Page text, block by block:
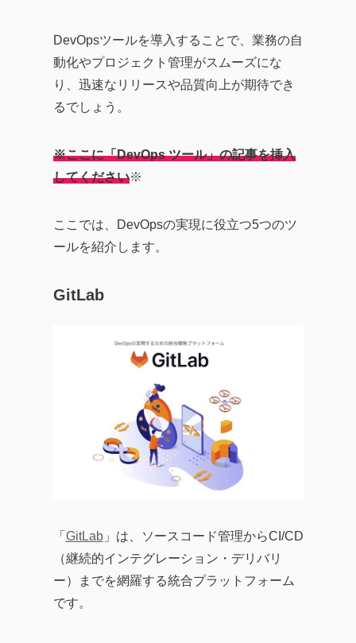
DevOpsツールを導入することで、業務の自
動化やプロジェクト管理がスムーズにな
り、迅速なリリースや品質向上が期待でき
るでしょう。
※ここに「DevOps ツール」の記事を挿入
してください※
ここでは、DevOpsの実現に役立つ5つのツ
ールを紹介します。
GitLab
「 GitLab」は、ソースコード管理からCI/CD
（継続的インテグレーション・デリバリ
ー）までを網羅する統合プラットフォーム
です。